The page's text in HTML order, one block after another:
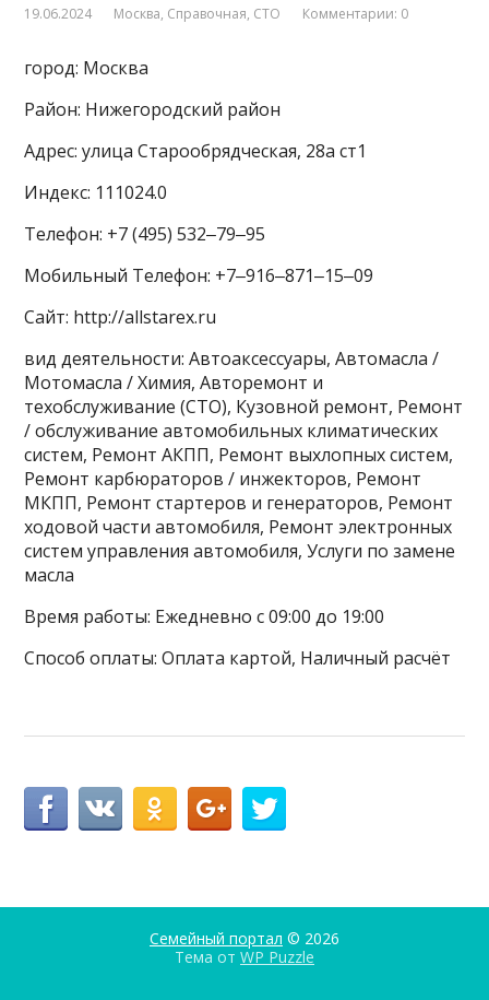
19.06.2024 Москва, Справочная, СТО Комментарии: 0
город: Москва
Район: Нижегородский район
Адрес: улица Старообрядческая, 28а ст1
Индекс: 111024.0
Телефон: +7 (495) 532‒79‒95
Мобильный Телефон: +7‒916‒871‒15‒09
Сайт: http://allstarex.ru
вид деятельности: Автоаксессуары, Автомасла /
Мотомасла / Химия, Авторемонт и
техобслуживание (СТО), Кузовной ремонт, Ремонт
/ обслуживание автомобильных климатических
систем, Ремонт АКПП, Ремонт выхлопных систем,
Ремонт карбюраторов / инжекторов, Ремонт
МКПП, Ремонт стартеров и генераторов, Ремонт
ходовой части автомобиля, Ремонт электронных
систем управления автомобиля, Услуги по замене
масла
Время работы: Ежедневно с 09:00 до 19:00
Способ оплаты: Оплата картой, Наличный расчёт
Семейный портал © 2026
Тема от WP Puzzle